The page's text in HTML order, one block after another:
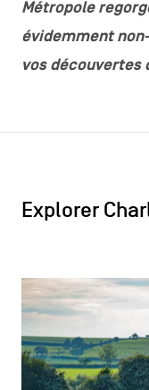
Métropole
évidemment
vos découvertes
Explorer